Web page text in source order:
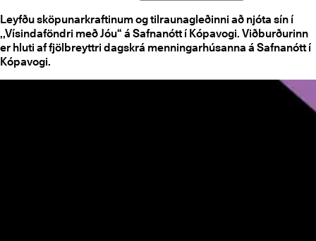
Leyfðu sköpunarkraftinum og tilraunagleðinni að njóta sín í
,,Vísindaföndri með Jóu“ á Safnanótt í Kópavogi. Viðburðurinn
er hluti af fjölbreyttri dagskrá menningarhúsanna á Safnanótt í
Kópavogi.